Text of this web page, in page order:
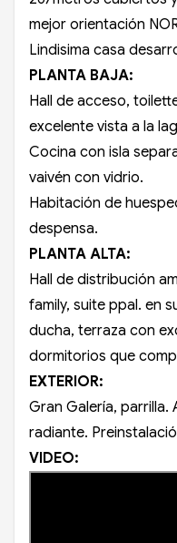
mejor orientación
Lindisima casa
PLANTA BAJA:
Hall de acceso,
excelente vista a la
Cocina con isla
vaivén con vidrio.
Habitación de
despensa.
PLANTA ALTA:
Hall de distribución
family, suite ppal. en
ducha, terraza con
dormitorios que
EXTERIOR:
Gran Galería, parrilla.
radiante.
VIDEO: